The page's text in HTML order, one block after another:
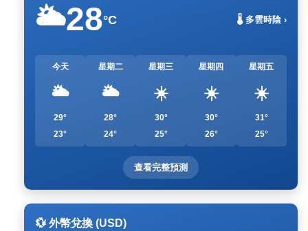
🌥️28°C 🌡️ 多雲時陰 ›
今天
🌥️
29°
23°
星期二
🌥️
28°
24°
星期三
☀️
30°
25°
星期四
☀️
30°
26°
星期五
☀️
31°
25°
查看完整預測
💱 外幣兌換 (USD)